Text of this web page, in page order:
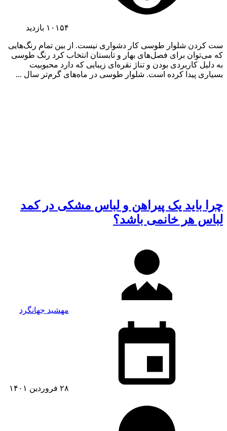
۱۰۱۵۴ بازدید
ست کردن شلوار طوسی کار دشواری نیست. از بین تمام رنگ‌هایی
که می‌توان برای فصل‌های بهار و تابستان انتخاب کرد رنگ طوسی
به دلیل کاربردی بودن و تناژ نقره‌ای زیبایی که دارد محبوبیت
بسیاری پیدا کرده است. شلوار طوسی در ماه‌های گرم‌تر سال ...
چرا باید یک پیراهن و لباس مشکی در کمد
لباس هر خانمی باشد؟
مهشید جهانگرد
۲۸ فروردین ۱۴۰۱